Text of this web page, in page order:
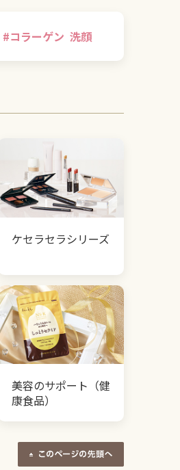
#コラーゲン 洗顔
ケセラセラシリーズ
美容のサポート（健
康食品）